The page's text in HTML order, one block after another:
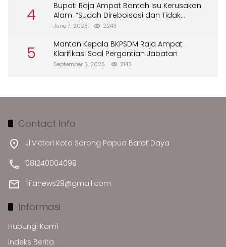
4
Bupati Raja Ampat Bantah Isu Kerusakan
Alam: “Sudah Direboisasi dan Tidak
Merusak Lingkungan”
June 7, 2025 2243
5
Mantan Kepala BKPSDM Raja Ampat
Klarifikasi Soal Pergantian Jabatan
September 3, 2025 2143
Contact Info
Jl.Victori Kota Sorong Papua Barat Daya
081240004099
Tifanews29@gmail.com
Informasi
Hubungi Kami
Indeks Berita